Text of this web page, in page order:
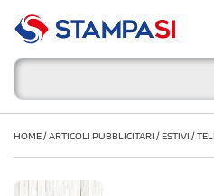
HOME/ARTICOLI PUBBLICITARI /ESTIVI /